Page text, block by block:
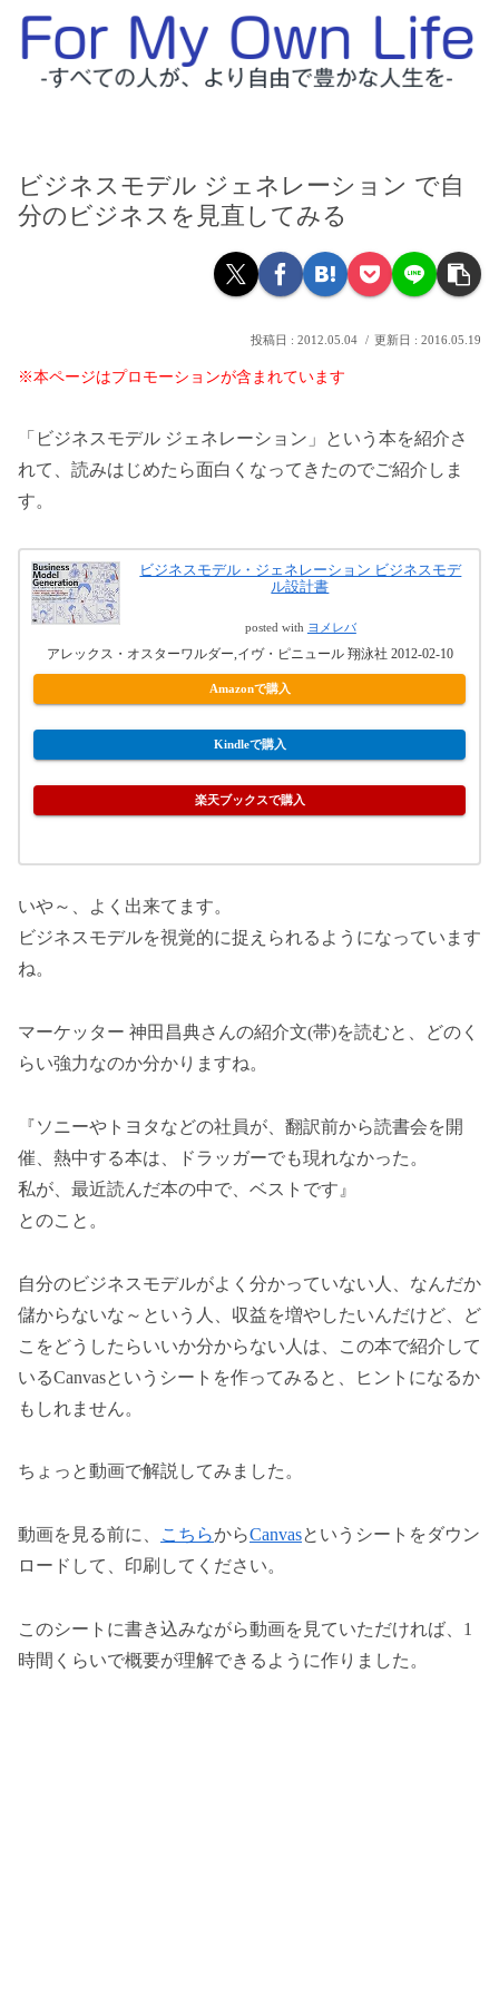
ビジネスモデル ジェネレーション で自
分のビジネスを見直してみる
2012.05.04 2016.05.19
※本ページはプロモーションが含まれています
「ビジネスモデル ジェネレーション」という本を紹介さ
れて、読みはじめたら面白くなってきたのでご紹介しま
す。
ビジネスモデル・ジェネレーション ビジネスモデ
ル設計書
posted with ヨメレバ
アレックス・オスターワルダー,イヴ・ピニュール 翔泳社 2012-02-10
Amazonで購入
Kindleで購入
楽天ブックスで購入
いや～、よく出来てます。
ビジネスモデルを視覚的に捉えられるようになっています
ね。
マーケッター 神田昌典さんの紹介文(帯)を読むと、どのく
らい強力なのか分かりますね。
『ソニーやトヨタなどの社員が、翻訳前から読書会を開
催、熱中する本は、ドラッガーでも現れなかった。
私が、最近読んだ本の中で、ベストです』
とのこと。
自分のビジネスモデルがよく分かっていない人、なんだか
儲からないな～という人、収益を増やしたいんだけど、ど
こをどうしたらいいか分からない人は、この本で紹介して
いるCanvasというシートを作ってみると、ヒントになるか
もしれません。
ちょっと動画で解説してみました。
動画を見る前に、 こちらからCanvasというシートをダウン
ロードして、印刷してください。
このシートに書き込みながら動画を見ていただければ、1
時間くらいで概要が理解できるように作りました。